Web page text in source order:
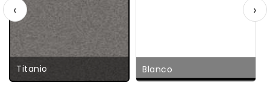
Titanio Blanco
‹ ›